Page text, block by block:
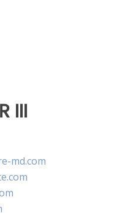
III
md.com